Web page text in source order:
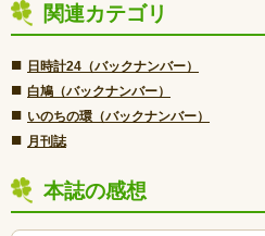
関連カテゴリ
■ 日時計24（バックナンバー）
■ 白鳩（バックナンバー）
■ いのちの環（バックナンバー）
■ 月刊誌
本誌の感想